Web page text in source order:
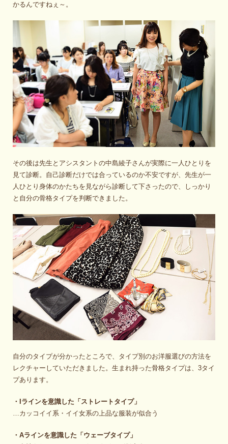
かるんですねぇ～。
その後は先生とアシスタントの中島綾子さんが実際に一人ひとりを
見て診断。自己診断だけでは合っているのか不安ですが、先生が一
人ひとり身体のかたちを見ながら診断して下さったので、しっかり
と自分の骨格タイプを判断できました。
自分のタイプが分かったところで、タイプ別のお洋服選びの方法を
レクチャーしていただきました。生まれ持った骨格タイプは、3タイ
プあります。
・Iラインを意識した「ストレートタイプ」
…カッコイイ系・イイ女系の上品な服装が似合う
・Aラインを意識した「ウェーブタイプ」